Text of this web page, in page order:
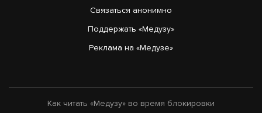
Связаться анонимно
Поддержать «Медузу»
Реклама на «Медузе»
Как читать «Медузу» во время блокировки